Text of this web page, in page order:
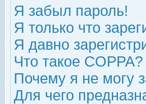
Я забыл пароль!
Я только что
Я давно
Что такое COPPA?
Почему я не могу
Для чего